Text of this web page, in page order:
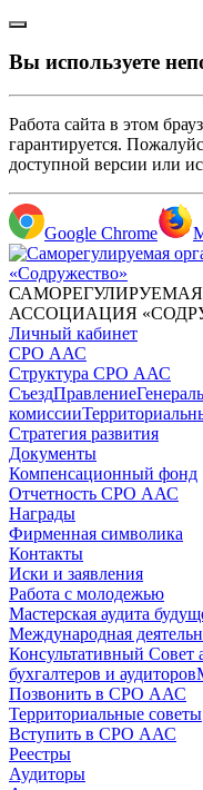
Вы используете
Работа сайта в этом
гарантируется.
доступной версии или
Google Chrome
АССОЦИАЦИЯ
Личный кабинет
СРО ААС
Структура СРО ААС
СъездПравление
комиссии
Стратегия развития
Документы
Компенсационный фонд
Отчетность СРО ААС
Награды
Фирменная символика
Контакты
Иски и заявления
Работа с молодежью
Мастерская аудита
Международная
Консультативный
бухгалтеров и аудиторов
Позвонить в СРО ААС
Территориальные советы
Вступить в СРО ААС
Реестры
Аудиторы